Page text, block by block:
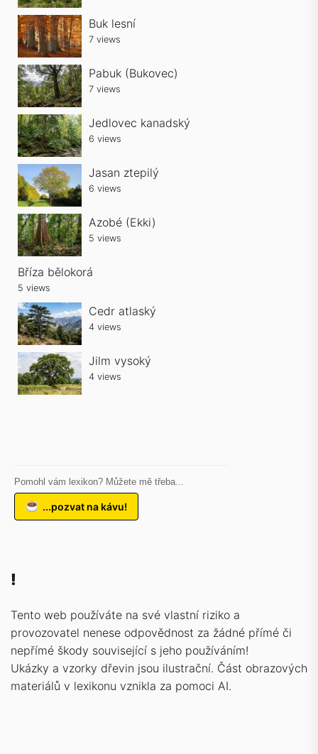
Buk lesní
7 views
Pabuk (Bukovec)
7 views
Jedlovec kanadský
6 views
Jasan ztepilý
6 views
Azobé (Ekki)
5 views
Bříza bělokorá
5 views
Cedr atlaský
4 views
Jilm vysoký
4 views
Pomohl vám lexikon? Můžete mě třeba...
...pozvat na kávu!
!
Tento web používáte na své vlastní riziko a
provozovatel nenese odpovědnost za žádné přímé či
nepřímé škody související s jeho používáním!
Ukázky a vzorky dřevin jsou ilustrační. Část obrazových
materiálů v lexikonu vznikla za pomoci AI.